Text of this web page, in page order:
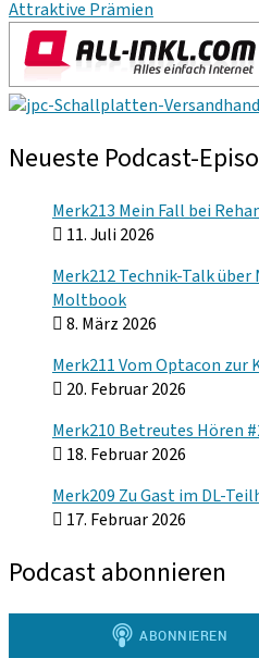
Neueste Podcast-
Merk213 Mein Fall bei
11. Juli 2026
Merk212 Technik-Talk
Moltbook
8. März 2026
Merk211 Vom Optacon zur
20. Februar 2026
Merk210 Betreutes Hören
18. Februar 2026
Merk209 Zu Gast im DL-
17. Februar 2026
Podcast abonnieren